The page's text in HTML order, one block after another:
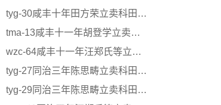
tyg-30咸丰十年田方荣立卖科田文契
13咸丰十一年胡登学立卖水田文契
64咸丰十一年汪郑氏等立卖科田文契
tyg-27同治三年陈思畴立卖科田文契
tyg-29同治三年陈思畴立卖科田文契